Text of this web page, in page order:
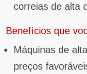
correias de alta
Benefícios que
Máquinas de
preços